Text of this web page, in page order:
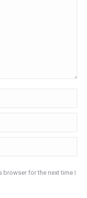
browser for the next time I